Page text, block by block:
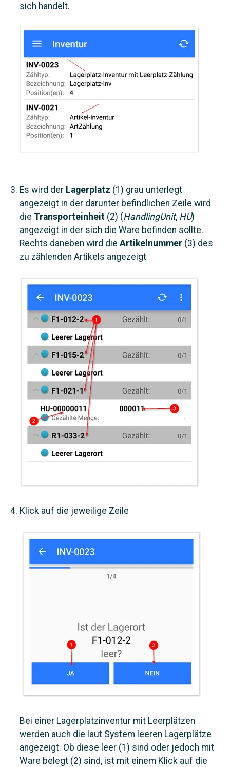
sich handelt.
Es wird der Lagerplatz (1) grau unterlegt
angezeigt in der darunter befindlichen Zeile wird
die Transporteinheit (2) (HandlingUnit, HU)
angezeigt in der sich die Ware befinden sollte.
Rechts daneben wird die Artikelnummer(3) des
zu zählenden Artikels angezeigt
Klick auf die jeweilige Zeile
Bei einer Lagerplatzinventur mit Leerplätzen
werden auch die laut System leeren Lagerplätze
angezeigt. Ob diese leer (1) sind oder jedoch mit
Ware belegt (2) sind, ist mit einem Klick auf die